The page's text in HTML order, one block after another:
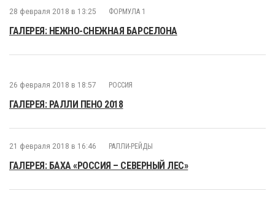
28 февраля 2018 в 13:25 ФОРМУЛА 1
ГАЛЕРЕЯ: НЕЖНО-СНЕЖНАЯ БАРСЕЛОНА
26 февраля 2018 в 18:57 РОССИЯ
ГАЛЕРЕЯ: РАЛЛИ ПЕНО 2018
21 февраля 2018 в 16:46 РАЛЛИ-РЕЙДЫ
ГАЛЕРЕЯ: БАХА «РОССИЯ – СЕВЕРНЫЙ ЛЕС»